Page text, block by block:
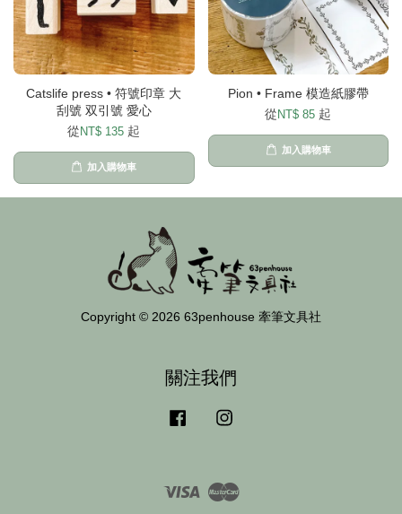
Catslife press • 符號印章 大
刮號 双引號 愛心
從 NT$ 135 起
加入購物車
Pion • Frame 模造紙膠帶
從 NT$ 85 起
加入購物車
Copyright © 2026 63penhouse 牽筆文具社
關注我們
Facebook
Visa Master